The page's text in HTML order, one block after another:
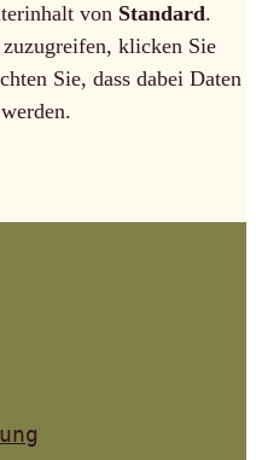
von Standard.
klicken Sie
Sie, dass dabei Daten